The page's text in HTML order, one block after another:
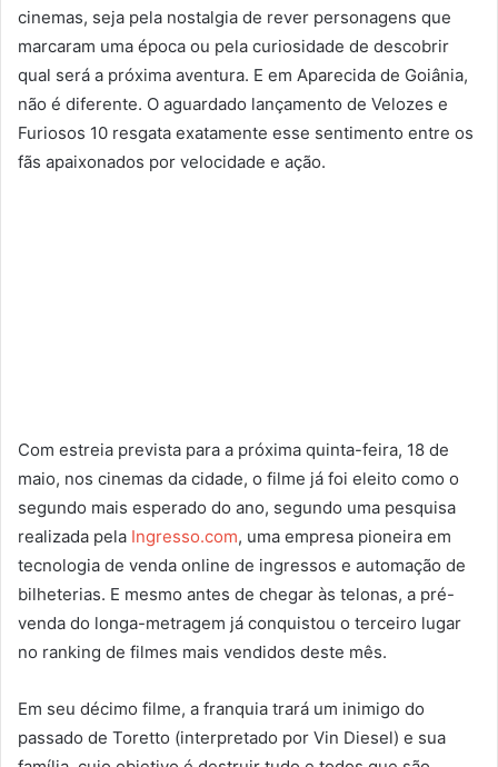
cinemas, seja pela nostalgia de rever personagens que
marcaram uma época ou pela curiosidade de descobrir
qual será a próxima aventura. E em Aparecida de Goiânia,
não é diferente. O aguardado lançamento de Velozes e
Furiosos 10 resgata exatamente esse sentimento entre os
fãs apaixonados por velocidade e ação.
Com estreia prevista para a próxima quinta-feira, 18 de
maio, nos cinemas da cidade, o filme já foi eleito como o
segundo mais esperado do ano, segundo uma pesquisa
realizada pela Ingresso.com, uma empresa pioneira em
tecnologia de venda online de ingressos e automação de
bilheterias. E mesmo antes de chegar às telonas, a pré-
venda do longa-metragem já conquistou o terceiro lugar
no ranking de filmes mais vendidos deste mês.
Em seu décimo filme, a franquia trará um inimigo do
passado de Toretto (interpretado por Vin Diesel) e sua